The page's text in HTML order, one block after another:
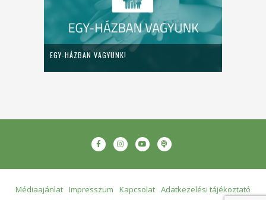
EGY-HÁZBAN VAGYUNK!
Médiaajánlat Impresszum Kapcsolat Adatkezelési tájékoztató